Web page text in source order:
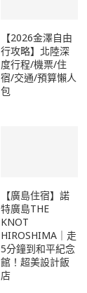
【2026金澤自由
行攻略】北陸深
度行程/機票/住
宿/交通/預算懶人
包
【廣島住宿】諾
特廣島THE
KNOT
HIROSHIMA｜走
5分鐘到和平紀念
館！超美設計飯
店